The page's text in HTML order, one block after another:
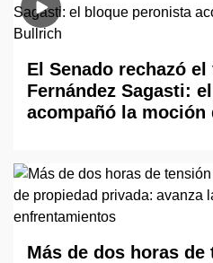
El Senado rechazó
Fernández Sagasti:
acompañó la moción
Más de dos horas de